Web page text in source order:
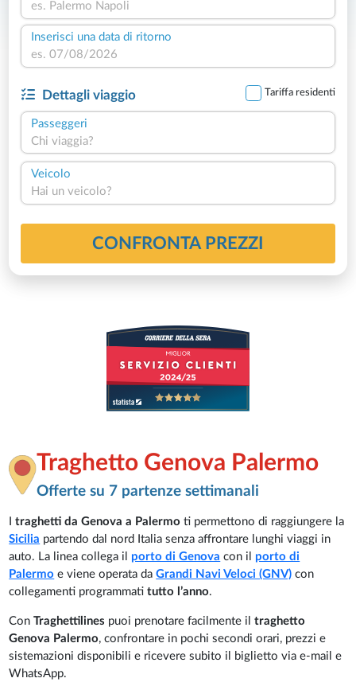
Inserisci una data di ritorno
Dettagli viaggio Tariffa residenti
Passeggeri
Chi viaggia?
Veicolo
Hai un veicolo?
CONFRONTA PREZZI
Traghetto Genova Palermo
Offerte su 7 partenze settimanali
Itraghetti da Genova a Palermo ti permettono di raggiungere la
Sicilia partendo dal nord Italia senza affrontare lunghi viaggi in
auto. La linea collega il porto di Genova con il porto di
Palermo e viene operata daGrandi Navi Veloci (GNV) con
collegamenti programmatitutto l’anno.
ConTraghettilines puoi prenotare facilmente iltraghetto
Genova Palermo, confrontare in pochi secondi orari, prezzi e
sistemazioni disponibili e ricevere subito il biglietto via e-mail e
WhatsApp.